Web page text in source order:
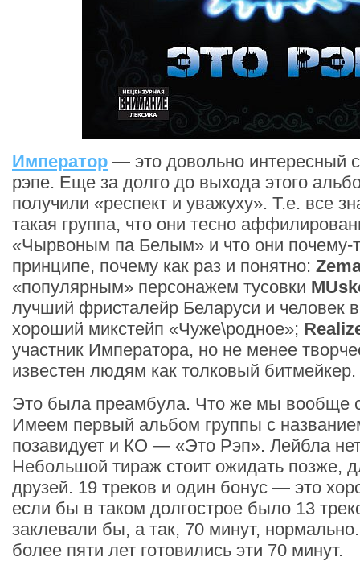
Император — это довольно интересный
рэпе. Еще за долго до выхода этого
получили «респект и уважуху». Т.е. все
такая группа, что они тесно
«Чырвоным па Белым» и что они
принципе, почему как раз и понятно:
«популярным» персонажем тусовки
лучший фристалейр Беларуси и человек
хороший микстейп «Чуже\родное»;
участник Императора, но не менее
известен людям как толковый битмейкер.
Это была преамбула. Что же мы вообще
Имеем первый альбом группы с
позавидует и КО — «Это Рэп». Лейбла
Небольшой тираж стоит ожидать позже,
друзей. 19 треков и один бонус — это
если бы в таком долгострое было 13
заклевали бы, а так, 70 минут,
более пяти лет готовились эти 70 минут.